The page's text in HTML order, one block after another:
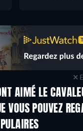
AIMÉ LE
POUVEZ